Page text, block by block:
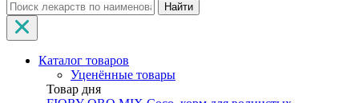
Найти
Каталог товаров
Уценённые товары
Товар дня